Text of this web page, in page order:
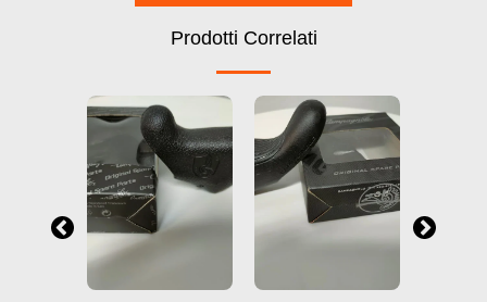
Prodotti Correlati